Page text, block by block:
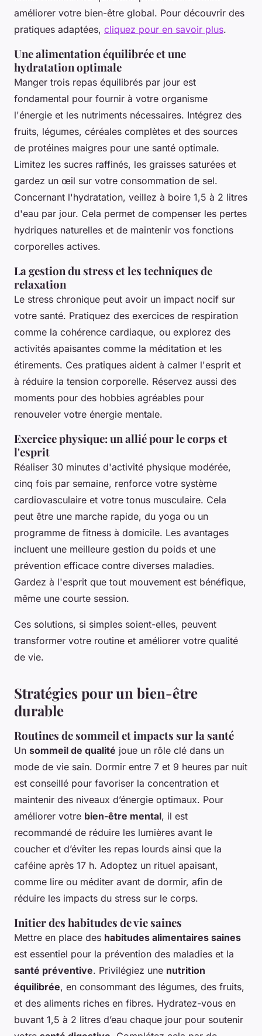
améliorer votre bien-être global. Pour découvrir des
pratiques adaptées, cliquez pour en savoir plus.
Une alimentation équilibrée et une
hydratation optimale
Manger trois repas équilibrés par jour est
fondamental pour fournir à votre organisme
l'énergie et les nutriments nécessaires. Intégrez des
fruits, légumes, céréales complètes et des sources
de protéines maigres pour une santé optimale.
Limitez les sucres raffinés, les graisses saturées et
gardez un œil sur votre consommation de sel.
Concernant l'hydratation, veillez à boire 1,5 à 2 litres
d'eau par jour. Cela permet de compenser les pertes
hydriques naturelles et de maintenir vos fonctions
corporelles actives.
La gestion du stress et les techniques de
relaxation
Le stress chronique peut avoir un impact nocif sur
votre santé. Pratiquez des exercices de respiration
comme la cohérence cardiaque, ou explorez des
activités apaisantes comme la méditation et les
étirements. Ces pratiques aident à calmer l'esprit et
à réduire la tension corporelle. Réservez aussi des
moments pour des hobbies agréables pour
renouveler votre énergie mentale.
Exercice physique: un allié pour le corps et
l'esprit
Réaliser 30 minutes d'activité physique modérée,
cinq fois par semaine, renforce votre système
cardiovasculaire et votre tonus musculaire. Cela
peut être une marche rapide, du yoga ou un
programme de fitness à domicile. Les avantages
incluent une meilleure gestion du poids et une
prévention efficace contre diverses maladies.
Gardez à l'esprit que tout mouvement est bénéfique,
même une courte session.
Ces solutions, si simples soient-elles, peuvent
transformer votre routine et améliorer votre qualité
de vie.
Stratégies pour un bien-être
durable
Routines de sommeil et impacts sur la santé
Un sommeil de qualité joue un rôle clé dans un
mode de vie sain. Dormir entre 7 et 9 heures par nuit
est conseillé pour favoriser la concentration et
maintenir des niveaux d’énergie optimaux. Pour
améliorer votre bien-être mental, il est
recommandé de réduire les lumières avant le
coucher et d’éviter les repas lourds ainsi que la
caféine après 17 h. Adoptez un rituel apaisant,
comme lire ou méditer avant de dormir, afin de
réduire les impacts du stress sur le corps.
Initier des habitudes de vie saines
Mettre en place des habitudes alimentaires saines
est essentiel pour la prévention des maladies et la
santé préventive. Privilégiez une nutrition
équilibrée, en consommant des légumes, des fruits,
et des aliments riches en fibres. Hydratez-vous en
buvant 1,5 à 2 litres d’eau chaque jour pour soutenir